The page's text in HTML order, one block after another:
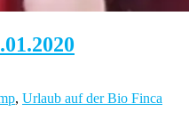
, Urlaub auf der Bio Finca